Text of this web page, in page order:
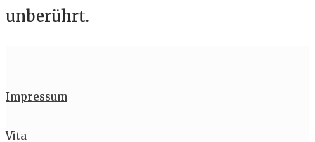
unberührt.
Impressum
Vita